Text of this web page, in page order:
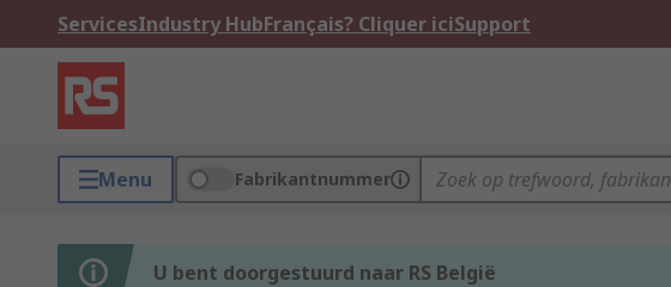
ServicesIndustry HubFrançais? Cliquer iciSupport
Menu Fabrikantnummer
U bent doorgestuurd naar RS België